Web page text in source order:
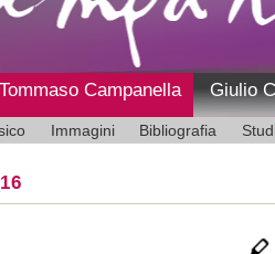
Tommaso Campanella Giulio
Immagini Bibliografia